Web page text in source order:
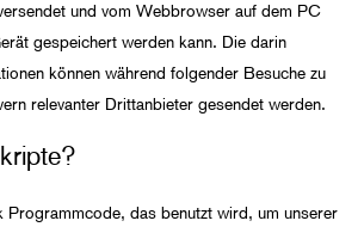
und vom Webbrowser auf dem PC
gespeichert werden kann. Die darin
können während folgender Besuche zu
relevanter Drittanbieter gesendet werden.
Programmcode, das benutzt wird, um unserer